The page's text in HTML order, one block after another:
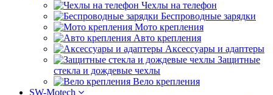
Чехлы на телефон
Беспроводные зарядки
Мото крепления
Авто крепления
Аксессуары и адаптеры
Защитные
стекла и дождевые чехлы
Вело крепления
SW-Motech